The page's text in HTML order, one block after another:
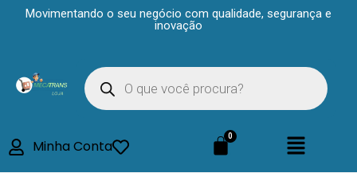
Movimentando o seu negócio com qualidade, segurança e
inovação
Minha Conta